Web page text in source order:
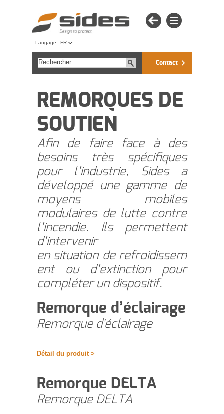
Langage : FR
Contact
REMORQUES DE
SOUTIEN
Afin de faire face à des
besoins très spécifiques
pour l’industrie, Sides a
développé une gamme de
moyens mobiles
modulaires de lutte contre
l’incendie. Ils permettent
d’intervenir
en situation de refroidissem
ent ou d’extinction pour
compléter un dispositif.
Remorque d’éclairage
Remorque d'éclairage
Détail du produit >
Remorque DELTA
Remorque DELTA